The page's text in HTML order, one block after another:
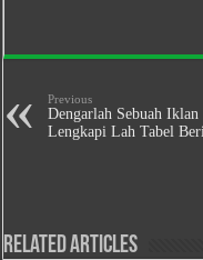
Previous
Dengarlah Sebuah
Lengkapi Lah Tabel
Related Articles